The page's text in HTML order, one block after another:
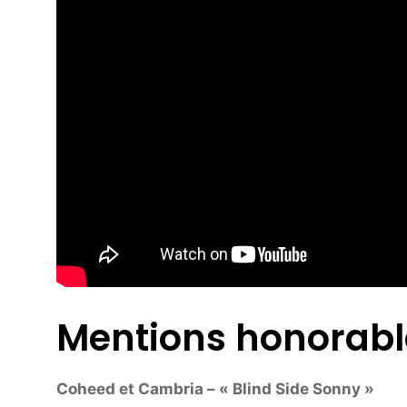
Mentions
Coheed et Cambria – « Blind Side Sonny »